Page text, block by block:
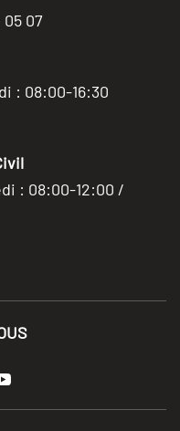
05 07
: 08:00-16:30
: 08:00-12:00 /